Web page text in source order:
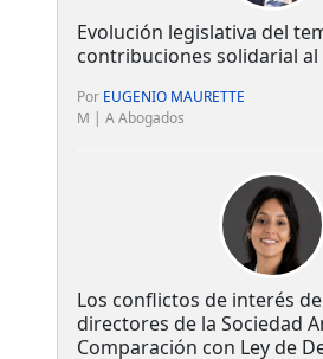
Evolución legislativa del
contribuciones solidarial
Por EUGENIO MAURETTE
M | A Abogados
Los conflictos de interés
directores de la Sociedad
Comparación con Ley de